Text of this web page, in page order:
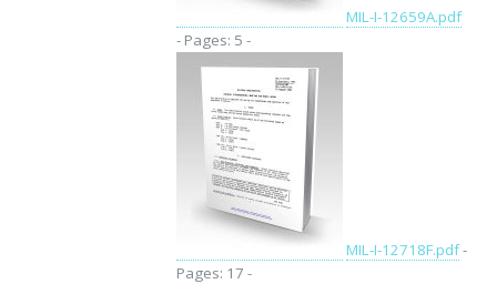
MIL-I-12659A.pdf
- Pages: 5 -
MIL-I-12718F.pdf-
Pages: 17 -